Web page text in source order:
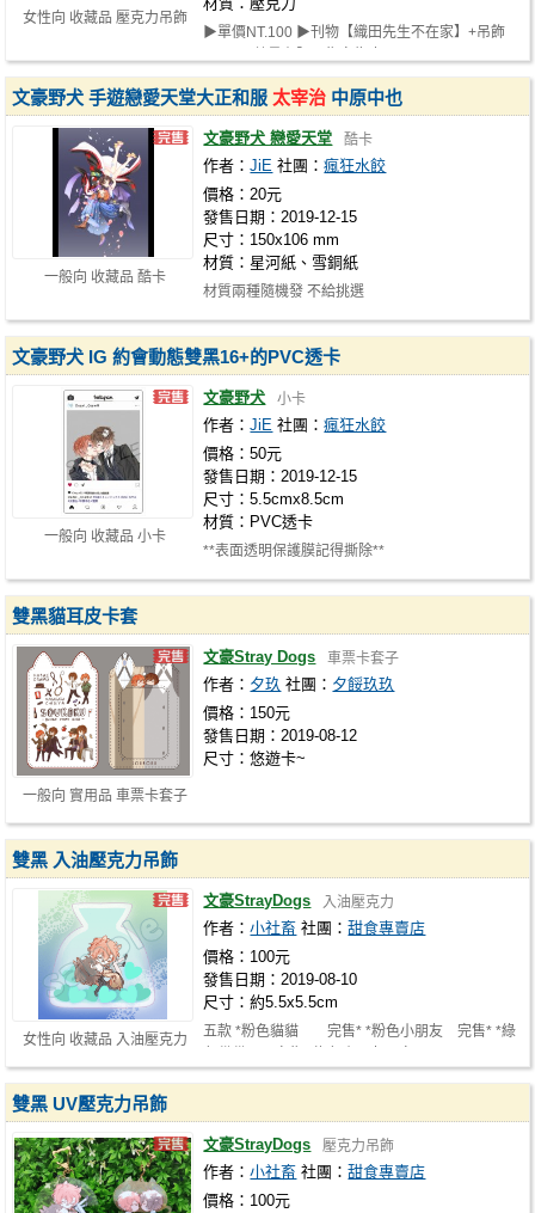
女性向 收藏品 壓克力吊飾
▶單價NT.100 ▶刊物【織田先生不在家】+吊飾
一般向 收藏品 酷卡
文豪野犬 手遊戀愛天堂大正和服 太宰治 中原中也
文豪野犬 戀愛天堂 酷卡
作者：JiE 社團：瘋狂水餃
價格：20元
發售日期：2019-12-15
尺寸：150x106 mm
材質：星河紙、雪銅紙
材質兩種隨機發 不給挑選
一般向 收藏品 小卡
文豪野犬 IG 約會動態雙黑16+的PVC透卡
文豪野犬 小卡
作者：JiE 社團：瘋狂水餃
價格：50元
發售日期：2019-12-15
尺寸：5.5cmx8.5cm
材質：PVC透卡
**表面透明保護膜記得撕除**
一般向 實用品 車票卡套子
雙黑貓耳皮卡套
文豪Stray Dogs 車票卡套子
作者： 夕玖 社團： 夕餒玖玖
價格：150元
發售日期：2019-08-12
尺寸：悠遊卡~
女性向 收藏品 入油壓克力
雙黑 入油壓克力吊飾
文豪StrayDogs 入油壓克力
作者：小社畜 社團：甜食專賣店
價格：100元
發售日期：2019-08-10
尺寸：約5.5x5.5cm
五款 *粉色貓貓 完售* *粉色小朋友 完售* *綠
雙黑 UV壓克力吊飾
文豪StrayDogs 壓克力吊飾
作者：小社畜 社團：甜食專賣店
價格：100元